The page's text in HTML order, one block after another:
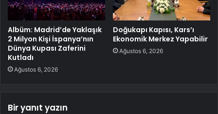
Albüm: Madrid’de Yaklaşık
2 Milyon Kişi İspanya’nın
Dünya Kupası Zaferini
Kutladı
Ağustos 6, 2026
Doğukapı Kapısı, Kars’ı
Ekonomik Merkez Yapabilir
Ağustos 6, 2026
Bir yanıt yazın